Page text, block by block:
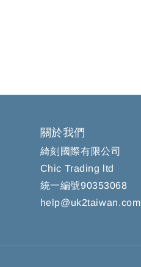
關於我們
綺刻國際有限公司
Chic Trading ltd
統一編號90353068
help@uk2taiwan.com